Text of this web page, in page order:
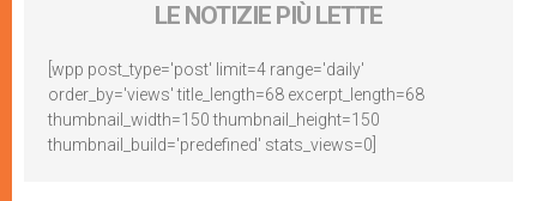
LE NOTIZIE PIÙ LETTE
[wpp post_type='post' limit=4 range='daily'
order_by='views' title_length=68 excerpt_length=68
thumbnail_width=150 thumbnail_height=150
thumbnail_build='predefined' stats_views=0]